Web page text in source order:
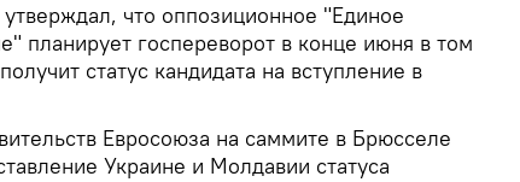
что оппозиционное "Единое
планирует госпереворот в конце июня в том
статус кандидата на вступление в
Евросоюза на саммите в Брюсселе
Украине и Молдавии статуса